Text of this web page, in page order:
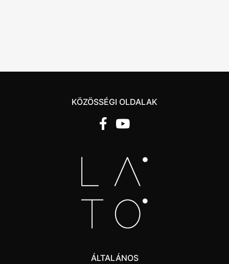
KÖZÖSSÉGI OLDALAK
ÁLTALÁNOS